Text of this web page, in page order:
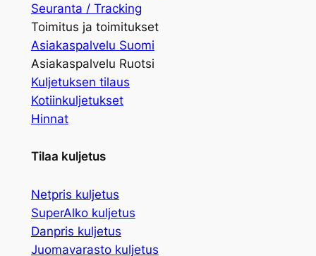
Seuranta / Tracking
Toimitus ja toimitukset
Asiakaspalvelu Suomi
Asiakaspalvelu Ruotsi
Kuljetuksen tilaus
Kotiinkuljetukset
Hinnat
Tilaa kuljetus
Netpris kuljetus
SuperAlko kuljetus
Danpris kuljetus
Juomavarasto kuljetus